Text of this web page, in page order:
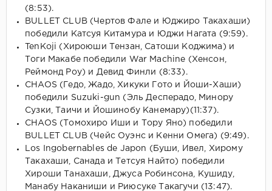
(8:53).
BULLET CLUB (Чертов Фале и Юджиро Такахаши)
победили Катсуя Китамура и Юджи Нагата (9:59).
TenKoji (Хироюши Тензан, Сатоши Коджима) и
Тоги Макабе победили War Machine (Хенсон,
Реймонд Роу) и Девид Финли (8:33).
CHAOS (Гедо, Жадо, Хикуки Гото и Йоши-Хаши)
победили Suzuki-gun (Эль Десперадо, Минору
Сузки, Таичи и Йошинобу Канемару)(11:37).
CHAOS (Томохиро Иши и Тору Яно) победили
BULLET CLUB (Чейс Оуэнс и Кенни Омега) (9:49).
Los Ingobernables de Japon (Буши, Ивел, Хирому
Такахаши, Санада и Тетсуя Найто) победили
Хироши Танахаши, Джуса Робинсона, Кушиду,
Манабу Наканиши и Риюсуке Такагучи (13:47).